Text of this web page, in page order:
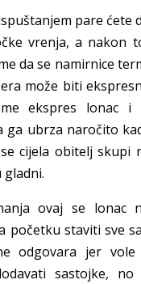
pare ćete
vrenja, a nakon
da se namirnice
može biti
ekspres lonac i
ga ubrza naročito
cijela obitelj skupi
gladni.
ovaj se lonac
početku staviti sve
odgovara jer
sastojke, no